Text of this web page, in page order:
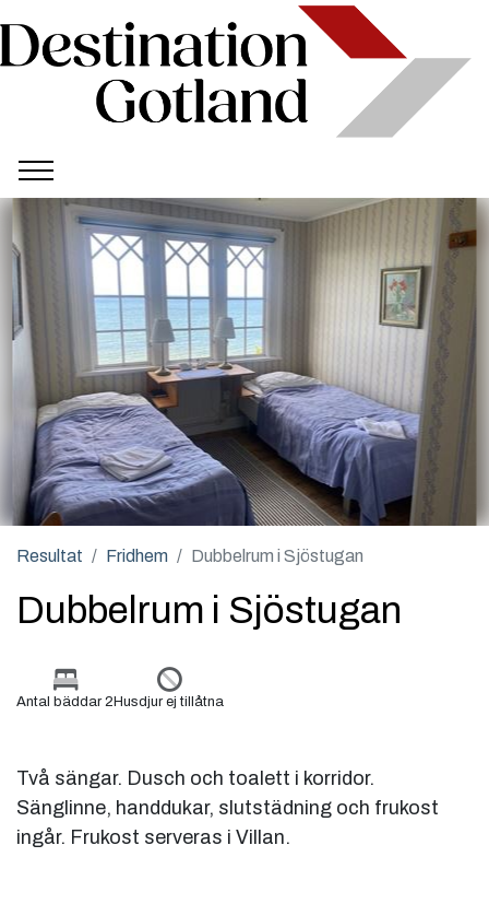
Resultat Fridhem Dubbelrum i Sjöstugan
Dubbelrum i Sjöstugan
Antal bäddar 2 Husdjur ej tillåtna
Två sängar. Dusch och toalett i korridor.
Sänglinne, handdukar, slutstädning och frukost
ingår. Frukost serveras i Villan.